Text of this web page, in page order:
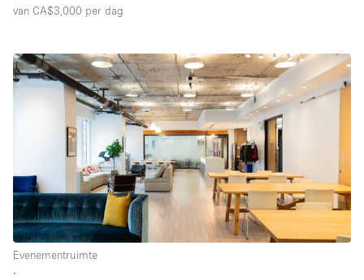
van CA$3,000 per dag
Evenementruimte
∙